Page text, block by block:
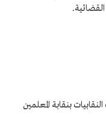
بنقابة المعلمين